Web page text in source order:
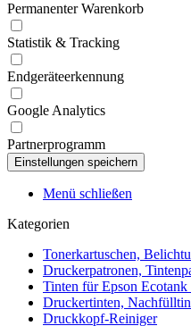
Permanenter Warenkorb
Statistik & Tracking
Endgeräteerkennung
Google Analytics
Partnerprogramm
Menü schließen
Kategorien
Tonerkartuschen,
Druckerpatronen,
Tinten für Epson
Druckertinten,
Druckkopf-Reiniger